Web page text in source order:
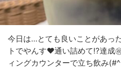
今日は…とても良いことがあっ
トでやんす❤️通い詰めて⁉️達成
ィングカウンターで立ち飲み